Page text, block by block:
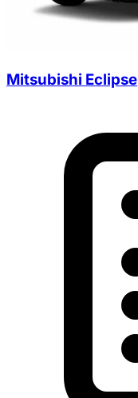
Mitsubishi Eclipse